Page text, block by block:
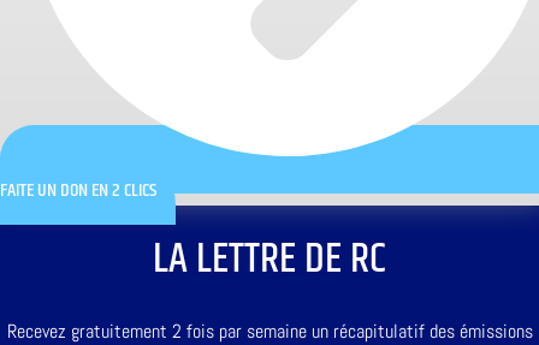
FAITE UN DON EN 2 CLICS
LA LETTRE DE RC
Recevez gratuitement 2 fois par semaine un récapitulatif des émissions